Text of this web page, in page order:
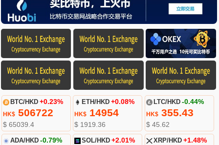
BTC/HKD +0.23%
HK$506722
$ 65039.4
ETH/HKD +0.08%
HK$ 14954
$ 1919.36
LTC/HKD -0.44%
HK$355.43
$ 45.62
ADA/HKD -0.79% SOL/HKD +2.01% XRP/HKD +1.48%